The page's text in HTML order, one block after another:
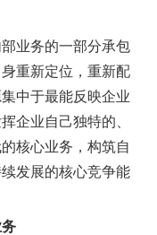
业务的一部分承包
重新定位，重新配
中于最能反映企业
企业自己独特的、
核心业务，构筑自
发展的核心竞争能